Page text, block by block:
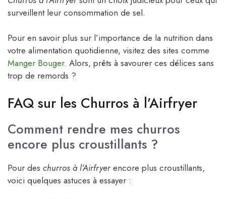
surveillent leur consommation de sel.
Pour en savoir plus sur l’importance de la nutrition dans
votre alimentation quotidienne, visitez des sites comme
Manger Bouger. Alors, prêts à savourer ces délices sans
trop de remords ?
FAQ sur les Churros à l’Airfryer
Comment rendre mes churros
encore plus croustillants ?
Pour des churros à l’Airfryerencore plus croustillants,
voici quelques astuces à essayer :